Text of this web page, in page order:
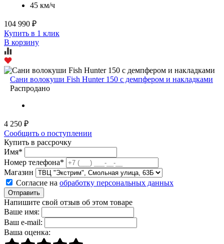
45 км/ч
104 990 ₽
Купить в 1 клик
В корзину
Сани волокуши Fish Hunter 150 c демпфером и накладками
Распродано
4 250 ₽
Сообщить о поступлении
Купить в рассрочку
Имя*
Номер телефона*
Магазин
Согласие на обработку персональных данных
Отправить
Напишите свой отзыв об этом товаре
Ваше имя:
Ваш e-mail:
Ваша оценка: